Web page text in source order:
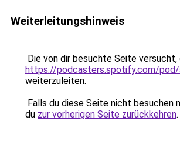
Weiterleitungshinweis
Die von dir besuchte Seite versucht,
https://podcasters.spotify.com/
weiterzuleiten.
Falls du diese Seite nicht besuchen
du zur vorherigen Seite zurückkehren.